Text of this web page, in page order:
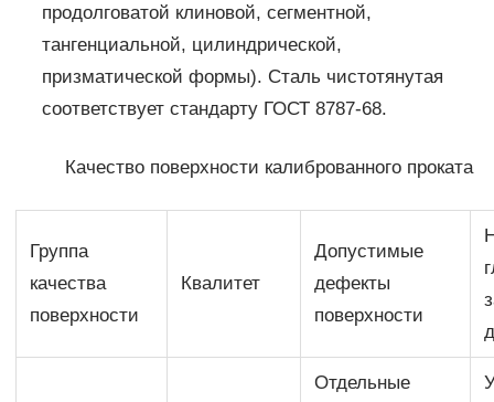
продолговатой клиновой, сегментной,
тангенциальной, цилиндрической,
призматической формы). Сталь чистотянутая
соответствует стандарту ГОСТ 8787-68.
Качество поверхности калиброванного проката
Группа
качества
поверхности
Квалитет
Допустимые
дефекты
поверхности
Отдельные